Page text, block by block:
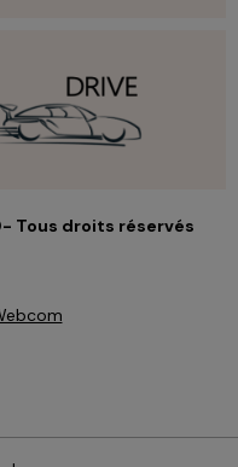
Tous droits réservés